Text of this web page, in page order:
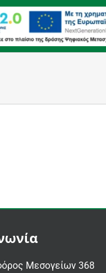
Μεσογείων 368